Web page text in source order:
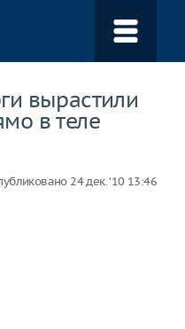
вырастили
в теле
24 дек. ‘10 13:46